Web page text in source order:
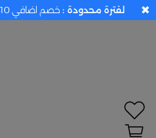
لفترة محدودة : خصم اضافي 10% علي اول اوردر ليك بكوبون ✖